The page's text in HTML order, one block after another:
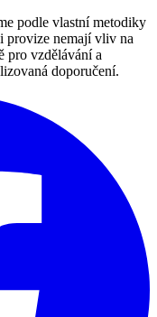
podle vlastní metodiky
provize nemají vliv na
pro vzdělávání a
doporučení.